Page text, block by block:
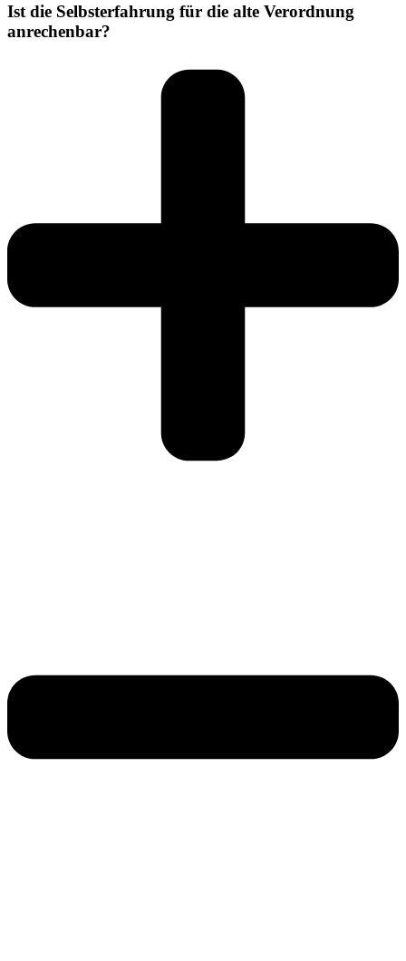
Ist die Selbsterfahrung für die alte Verordnung
anrechenbar?